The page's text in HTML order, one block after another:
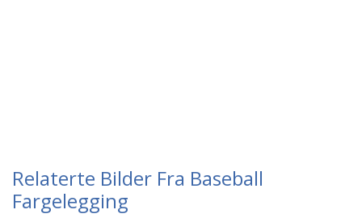
Relaterte Bilder Fra Baseball
Fargelegging